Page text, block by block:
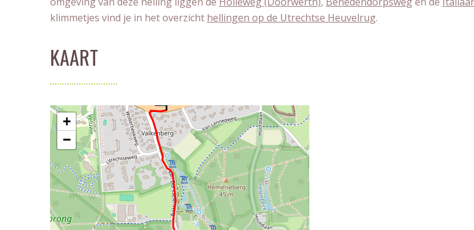
klimmetjes vind je in het overzicht hellingen op de Utrechtse Heuvelrug.
KAART
+
−